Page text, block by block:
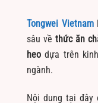
Tongwei Vietnam
sâu về thức ăn
heo dựa trên
ngành.
Nội dung tại đây